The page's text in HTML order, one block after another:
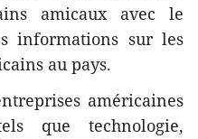
amicaux avec le
informations sur les
au pays.
américaines
que technologie,